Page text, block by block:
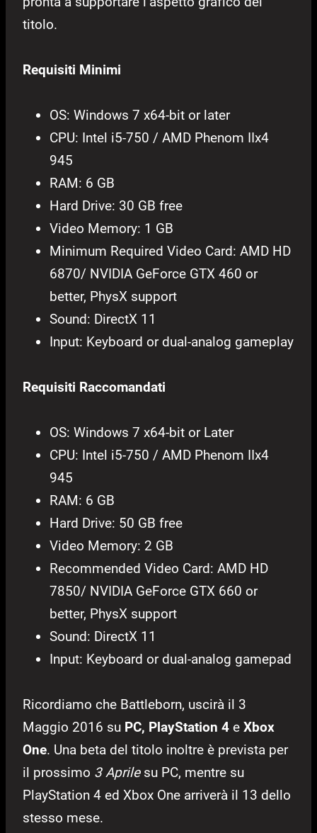
titolo.
Requisiti Minimi
OS: Windows 7 x64-bit or later
CPU: Intel i5-750 / AMD Phenom IIx4
945
RAM: 6 GB
Hard Drive: 30 GB free
Video Memory: 1 GB
Minimum Required Video Card: AMD HD
6870/ NVIDIA GeForce GTX 460 or
better, PhysX support
Sound: DirectX 11
Input: Keyboard or dual-analog gameplay
Requisiti Raccomandati
OS: Windows 7 x64-bit or Later
CPU: Intel i5-750 / AMD Phenom IIx4
945
RAM: 6 GB
Hard Drive: 50 GB free
Video Memory: 2 GB
Recommended Video Card: AMD HD
7850/ NVIDIA GeForce GTX 660 or
better, PhysX support
Sound: DirectX 11
Input: Keyboard or dual-analog gamepad
Ricordiamo che Battleborn, uscirà il 3
Maggio 2016 su PC, PlayStation 4 e Xbox
One. Una beta del titolo inoltre è prevista per
il prossimo 3 Aprilesu PC, mentre su
PlayStation 4 ed Xbox One arriverà il 13 dello
stesso mese.